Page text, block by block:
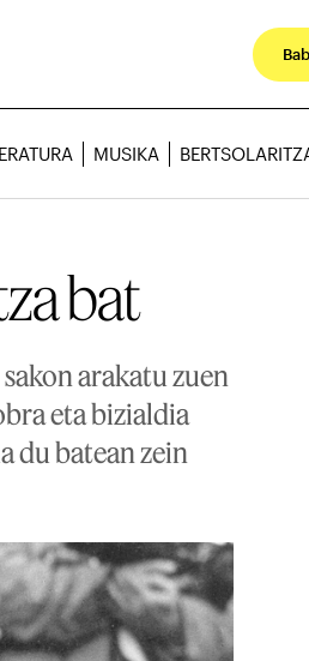
MUSIKA
bat
arakatu zuen
eta bizialdia
du batean zein